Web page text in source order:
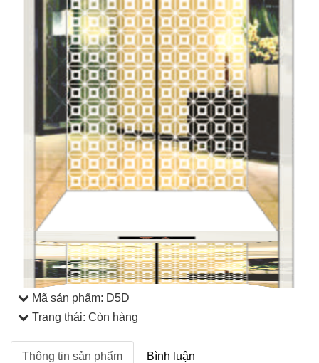
Mã sản phẩm: D5D
Trạng thái: Còn hàng
Thông tin sản phẩm Bình luận